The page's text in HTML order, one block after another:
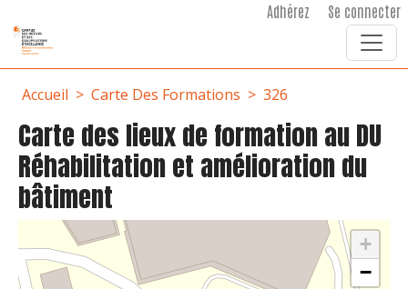
Adhérez Se connecter
Fil d'Ariane
Accueil Carte Des Formations 326
Carte des lieux de formation au DU
Réhabilitation et amélioration du
bâtiment
+
−